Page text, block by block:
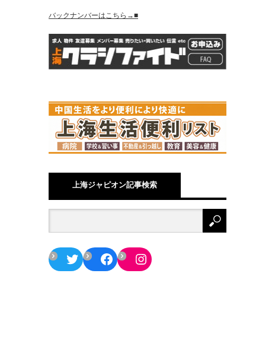
バックナンバーはこちら→■
上海ジャピオン記事検索
TwitterFacebookInstagram